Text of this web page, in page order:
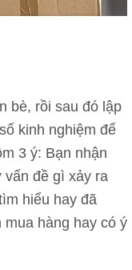
bè, rồi sau đó lập
kinh nghiệm để
3 ý: Bạn nhận
đề gì xảy ra
hiểu hay đã
hàng hay có ý